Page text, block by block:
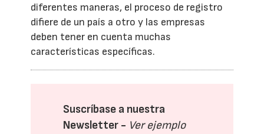
diferentes maneras, el proceso de registro
difiere de un país a otro y las empresas
deben tener en cuenta muchas
características específicas.
Suscríbase a nuestra
Newsletter - Ver ejemplo